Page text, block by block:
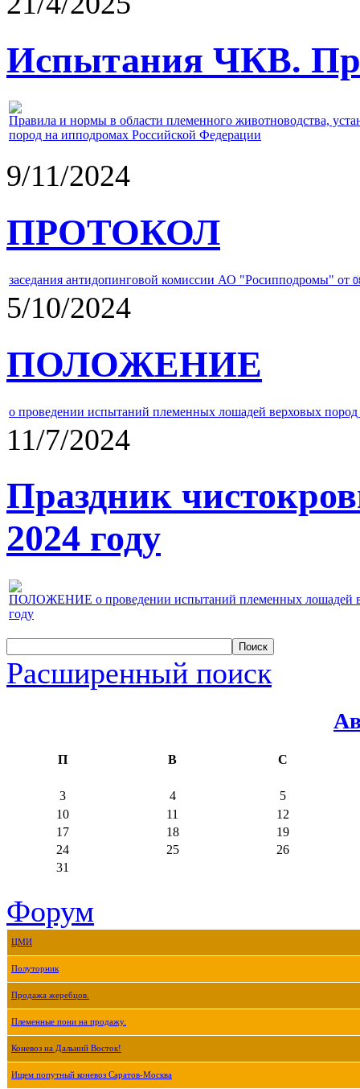
Испытания ЧКВ.
Правила и нормы в области племенного животноводства,
пород на ипподромах Российской Федерации
9/11/2024
ПРОТОКОЛ
заседания антидопинговой комиссии АО "Росипподромы" от
5/10/2024
ПОЛОЖЕНИЕ
о проведении испытаний племенных лошадей верховых
11/7/2024
Праздник
2024 году
ПОЛОЖЕНИЕ о проведении испытаний племенных лошадей
году
Расширенный поиск
П В С
3 4
5
10
11
12
17
18
19
24
25
26
31
Форум
ЦМИ
Полуторник
Продажа жеребцов.
Племенные пони на продажу.
Коневоз на Дальний Восток!
Ищем попутный коневоз Саратов-Москва